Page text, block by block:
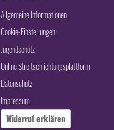
Allgemeine Informationen
Cookie-Einstellungen
Jugendschutz
Online Streitschlichtungsplattform
Datenschutz
Impressum
Widerruf erklären